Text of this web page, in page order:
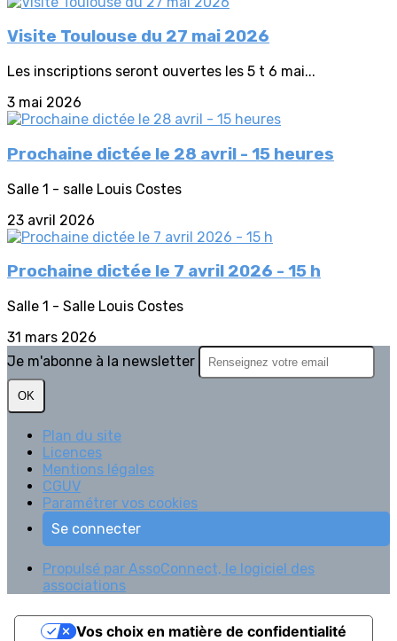
Visite Toulouse du 27 mai 2026
Les inscriptions seront ouvertes les 5 t 6 mai...
3 mai 2026
Prochaine dictée le 28 avril - 15 heures
Salle 1 - salle Louis Costes
23 avril 2026
Prochaine dictée le 7 avril 2026 - 15 h
Salle 1 - Salle Louis Costes
31 mars 2026
Je m'abonne à la newsletter
OK
Plan du site
Licences
Mentions légales
CGUV
Paramétrer vos cookies
Se connecter
Propulsé par AssoConnect, le logiciel des
associations
Vos choix en matière de confidentialité